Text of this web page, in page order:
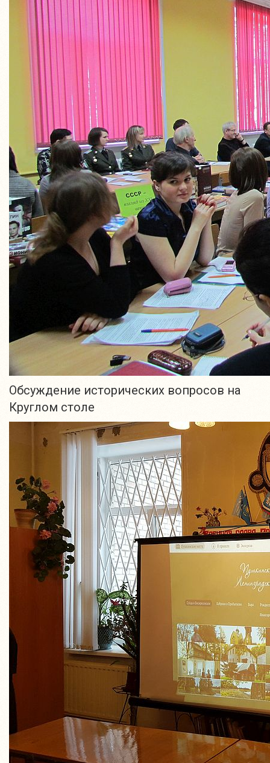
Обсуждение исторических вопросов на
Круглом столе